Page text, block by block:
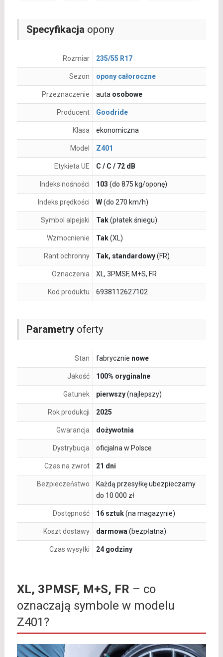
Parametryoferty
Stan fabrycznie nowe
Jakość 100% oryginalne
Gatunek pierwszy(najlepszy)
Rok produkcji 2025
Gwarancja dożywotnia
Dystrybucja oficjalna w Polsce
Czas na zwrot 21 dni
Bezpieczeństwo
Każdą przesyłkę ubezpieczamy
do 10 000 zł
Dostępność 16 sztuk(na magazynie)
Koszt dostawy darmowa (bezpłatna)
Czas wysyłki 24 godziny
Specyfikacja opony
Rozmiar 235/55 R17
Sezon opony całoroczne
Przeznaczenie auta osobowe
Producent Goodride
Klasa ekonomiczna
Model Z401
Etykieta UE C / C / 72 dB
Indeks nośności 103 (do 875 kg/oponę)
Indeks prędkości W(do 270 km/h)
Symbol alpejski Tak(płatek śniegu)
Wzmocnienie Tak(XL)
Rant ochronny Tak, standardowy(FR)
Oznaczenia XL, 3PMSF, M+S, FR
Kod produktu 6938112627102
XL, 3PMSF, M+S, FR – co
oznaczają symbole w modelu
Z401?